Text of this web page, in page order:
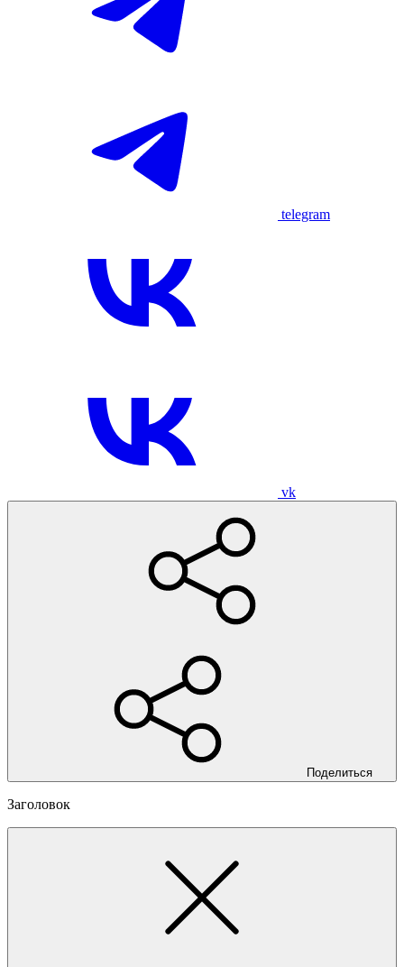
telegram
vk
Поделиться
Заголовок